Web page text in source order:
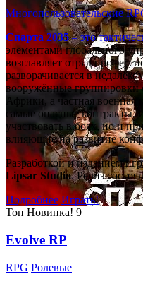
Многопользовательские
Спарта 2035– это
элементами глобального
возглавляет отряд
разворачивается в
вооружённые группировки
Африки, а частная военная
самые опасные контракты.
участвовать в боях, но и
влияющие на развитие
Разработкой и изданием
Lipsar Studio. Релиз
Подробнее Играть!
Топ Новинка! 9
Evolve RP
RPG Ролевые